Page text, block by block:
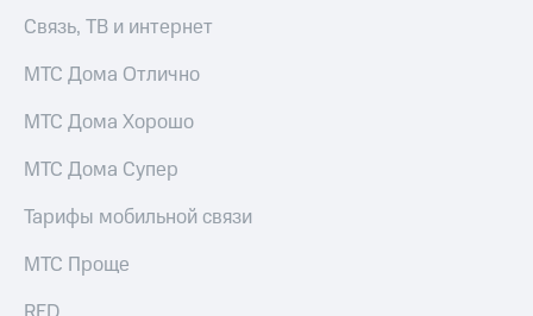
Для дома
Выберите
ТВ
тарифом
Интернет,
для дома
кабинет
ТВ
приложение
МТС
Акции
Видеонаблюдение
для дома
Связь, ТВ и интернет
МТС Дома Отлично
МТС Дома Хорошо
МТС Дома Супер
Тарифы мобильной связи
МТС Проще